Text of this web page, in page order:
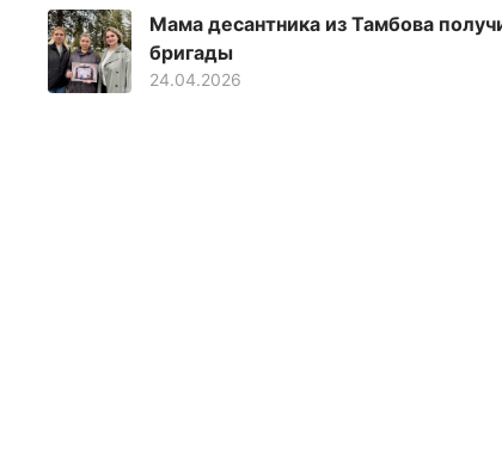
Мама десантника из Тамбова
бригады
24.04.2026